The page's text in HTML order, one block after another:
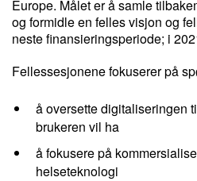
Europe. Målet er å samle
og formidle en felles visjon og
neste finansieringsperiode; i
Fellessesjonene fokuserer på
å oversette digitaliseringen
brukeren vil ha
å fokusere på
helseteknologi